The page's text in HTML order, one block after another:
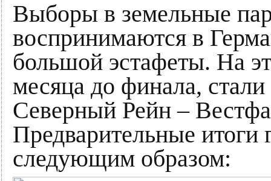
Выборы в земельные
воспринимаются в
большой эстафеты. На
месяца до финала,
Северный Рейн –
Предварительные итоги
следующим образом: